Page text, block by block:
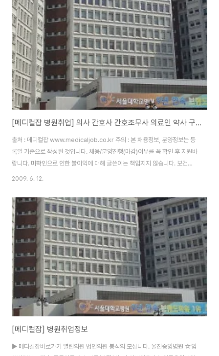
사/간호조무사 를 보성아산병원 내과 및 정형외과 전문의를 초 ▶ 메디컬잡바
로가기 회사명 모집부문 구분 지역 마감 측 추 병 원 정형외과전문의 초빙 무관
경남 07/13 라이파케어웰 피부과 신경외과 의사 모집 무관 부산 07/11 풍양
의료기상사 가정의/일반의 초빙 무관 부..
[메디컬잡 병원취업] 의사 간호사 간호조무사 의료인 약사 구인구직
출처 : 메디컬잡 www.medicaljob.co.kr 주의 : 본 채용정보, 분양정보는 등
록일 기준으로 작성된 것입니다. 채용/분양진행(마감)여부를 꼭 확인 후 지원바
랍니다. 미확인으로 인한 불이익에 대해 글쓴이는 책임지지 않습니다. 보건의
료계 종사자들에게 조금이나마 도움이 되기를... 병원취업, 의료구인구직, 채용
사선사, 보건소 직원, 병동, 스텝, 약사, 연구, 원무행정직, 원무과장, 응급실 당
직의사, 일반의, 임상병리사, 의료인, 제약회사 영업직, 전문의, 치과의사, 치위
생사, 코디네이터, 한의사 / 병원개원, 의원, 입지정보, 양도, 메디오픈, 클리닉,
인테리어 ♣ 내과, 산부인과, 소아청소년과, 성형외과, 신경정..
2009. 6. 12.
[메디컬잡] 병원취업정보
▶ 메디컬잡바로가기 열린의원 법인의원 봉직의 모십니다. 울진중앙병원 ☆임